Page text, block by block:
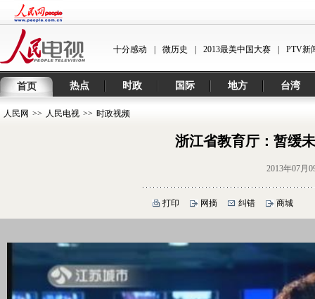
十分感动 微历史 2013最美中国大赛 PTV新
首页 热点 时政 国际 地方 台湾
人民网 >> 人民电视 >> 时政视频
浙江省教育厅：暂缓
2013年07月
打印 网摘 纠错 商城